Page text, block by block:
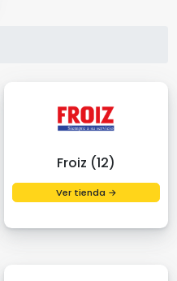
Froiz (12)
Ver tienda →